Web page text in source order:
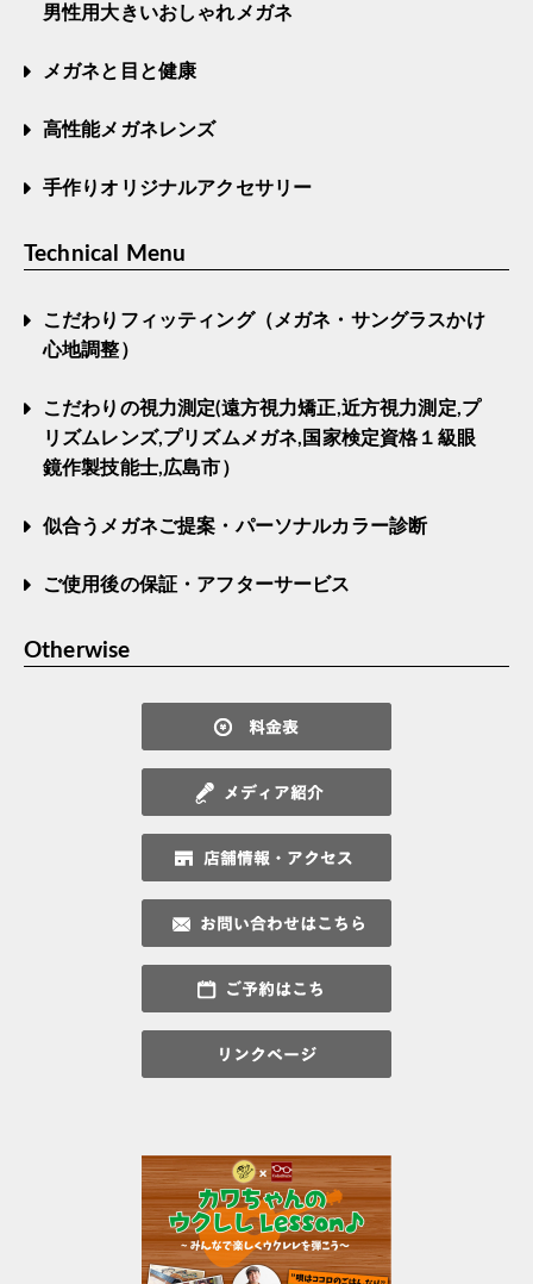
男性用大きいおしゃれメガネ
メガネと目と健康
高性能メガネレンズ
手作りオリジナルアクセサリー
Technical Menu
こだわりフィッティング（メガネ・サングラスかけ
心地調整）
こだわりの視力測定(遠方視力矯正,近方視力測定,プ
リズムレンズ,プリズムメガネ,国家検定資格１級眼
鏡作製技能士,広島市）
似合うメガネご提案・パーソナルカラー診断
ご使用後の保証・アフターサービス
Otherwise